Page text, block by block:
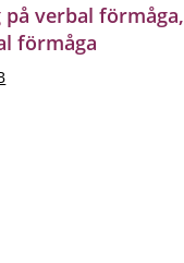
verbal förmåga,
förmåga